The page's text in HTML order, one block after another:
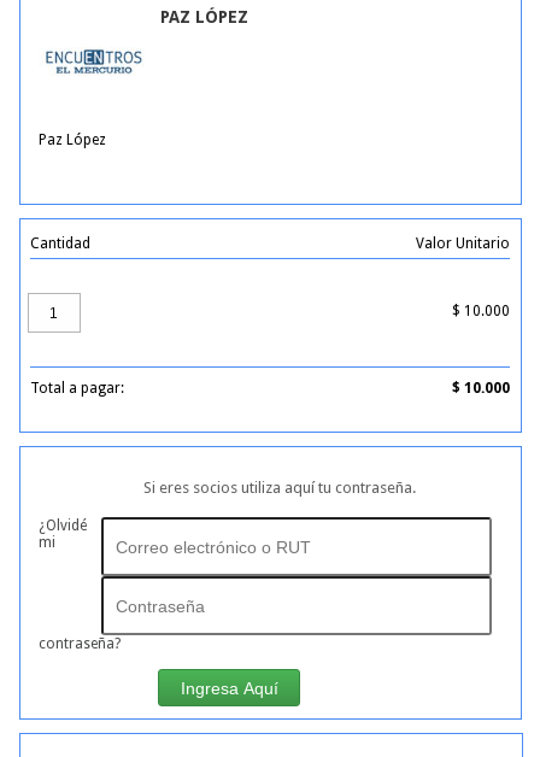
PAZ LÓPEZ
Paz López
Cantidad Valor Unitario
$ 10.000
Total a pagar: $ 10.000
Si eres socios utiliza aquí tu contraseña.
¿Olvidé
mi
contraseña?